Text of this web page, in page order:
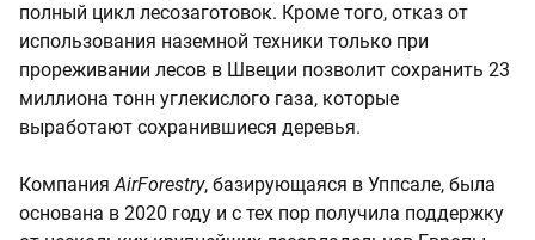
полный цикл лесозаготовок. Кроме того, отказ от
использования наземной техники только при
прореживании лесов в Швеции позволит сохранить 23
миллиона тонн углекислого газа, которые
выработают сохранившиеся деревья.
КомпанияAirForestry, базирующаяся в Уппсале, была
основана в 2020 году и с тех пор получила поддержку